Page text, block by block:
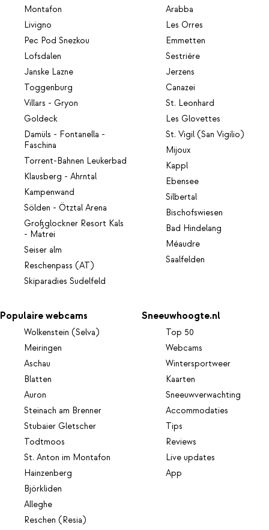
Montafon
Livigno
Pec Pod Snezkou
Lofsdalen
Janske Lazne
Toggenburg
Villars - Gryon
Goldeck
Damüls - Fontanella -
Faschina
Torrent-Bahnen Leukerbad
Klausberg - Ahrntal
Kampenwand
Sölden - Ötztal Arena
Großglockner Resort Kals
- Matrei
Seiser alm
Reschenpass (AT)
Skiparadies Sudelfeld
Arabba
Les Orres
Emmetten
Sestrière
Jerzens
Canazei
St. Leonhard
Les Glovettes
St. Vigil (San Vigilio)
Mijoux
Kappl
Ebensee
Silbertal
Bischofswiesen
Bad Hindelang
Méaudre
Saalfelden
Populaire webcams
Wolkenstein (Selva)
Meiringen
Aschau
Blatten
Auron
Steinach am Brenner
Stubaier Gletscher
Todtmoos
St. Anton im Montafon
Hainzenberg
Björkliden
Alleghe
Reschen (Resia)
Sneeuwhoogte.nl
Top 50
Webcams
Wintersportweer
Kaarten
Sneeuwverwachting
Accommodaties
Tips
Reviews
Live updates
App